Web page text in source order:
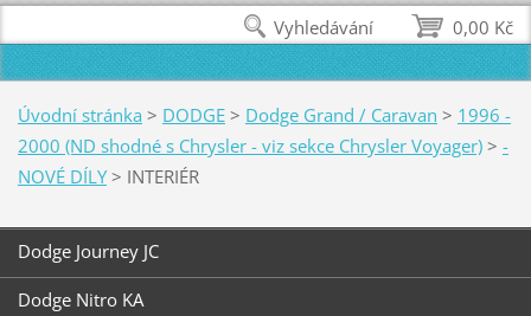
Úvodní stránka > DODGE > Dodge Grand / Caravan > 1996 -
2000 (ND shodné s Chrysler - viz sekce Chrysler Voyager) > -
NOVÉ DÍLY > INTERIÉR
Dodge Journey JC
Dodge Nitro KA
0,00 Kč
Vyhledávání